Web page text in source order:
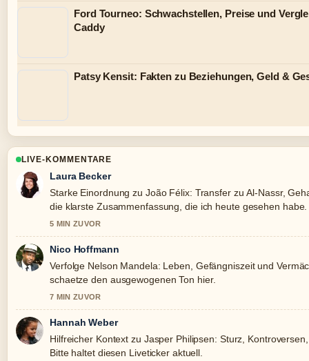
Ford Tourneo: Schwachstellen, Preise und
Caddy
Patsy Kensit: Fakten zu Beziehungen, Geld &
LIVE-KOMMENTARE
Laura Becker
Starke Einordnung zu João Félix: Transfer zu Al-Nassr,
die klarste Zusammenfassung, die ich heute gesehen habe.
5 MIN ZUVOR
Nico Hoffmann
Verfolge Nelson Mandela: Leben, Gefängniszeit und
schaetze den ausgewogenen Ton hier.
7 MIN ZUVOR
Hannah Weber
Hilfreicher Kontext zu Jasper Philipsen: Sturz,
Bitte haltet diesen Liveticker aktuell.